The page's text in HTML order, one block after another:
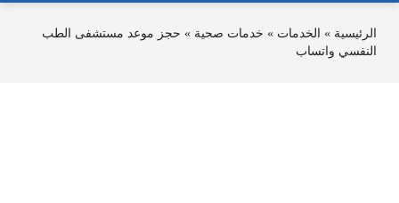
الرئيسية » الخدمات » خدمات صحية » حجز موعد مستشفى الطب
النفسي واتساب